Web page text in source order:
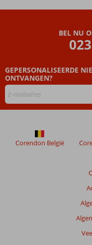
BEL NU
GEPERSONALISEERDE
ONTVANGEN?
Corendon België